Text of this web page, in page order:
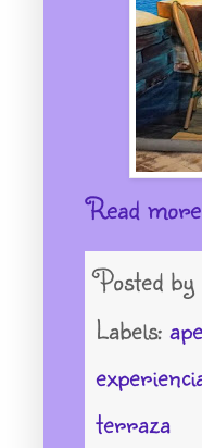
Read
Posted by
Labels:
terraza